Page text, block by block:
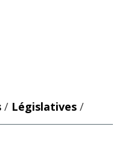
/ Législatives /